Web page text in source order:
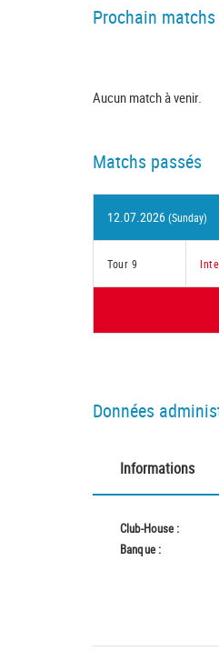
Prochain matchs
Aucun match à venir.
Matchs passés
12.07.2026(Sunday)
Tour 9
Données
Informations
Club-House :
Banque :